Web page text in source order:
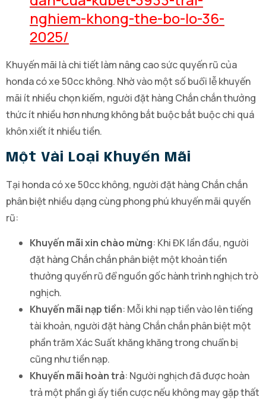
nghiem-khong-the-bo-lo-36-
2025/
Khuyến mãi là chi tiết làm nâng cao sức quyến rũ của
honda có xe 50cc không. Nhờ vào một số buổi lễ khuyến
mãi ít nhiều chọn kiếm, người đặt hàng Chắn chắn thưởng
thức ít nhiều hơn nhưng không bắt buộc bắt buộc chi quá
khôn xiết ít nhiều tiền.
Một Vài Loại Khuyến Mãi
Tại honda có xe 50cc không, người đặt hàng Chắn chắn
phân biệt nhiều dạng cùng phong phú khuyến mãi quyến
rũ:
Khuyến mãi xin chào mừng: Khi ĐK lần đầu, người
đặt hàng Chắn chắn phân biệt một khoản tiền
thưởng quyến rũ để nguồn gốc hành trình nghịch trò
nghịch.
Khuyến mãi nạp tiền: Mỗi khi nạp tiền vào lên tiếng
tài khoản, người đặt hàng Chắn chắn phân biệt một
phần trăm Xác Suất khăng khăng trong chuẩn bị
cũng như tiền nạp.
Khuyến mãi hoàn trả: Người nghịch đã được hoàn
trả một phần gì ấy tiền cược nếu không may gặp thất